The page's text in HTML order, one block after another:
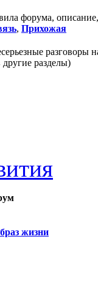
форума,
, Прихожая
разговоры
разделы)
жизни